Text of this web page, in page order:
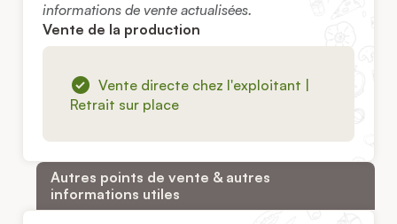
informations de vente actualisées.
Vente de la production
Vente directe chez l'exploitant |
Retrait sur place
Autres points de vente & autres
informations utiles